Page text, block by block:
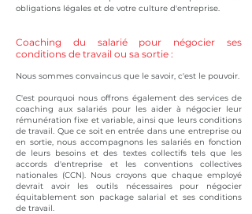
obligations légales et de votre culture d'entreprise.
Coaching du salarié pour négocier ses
conditions de travail ou sa sortie :
Nous sommes convaincus que le savoir, c'est le pouvoir.
C'est pourquoi nous offrons également des services de
coaching aux salariés pour les aider à négocier leur
rémunération fixe et variable, ainsi que leurs conditions
de travail. Que ce soit en entrée dans une entreprise ou
en sortie, nous accompagnons les salariés en fonction
de leurs besoins et des textes collectifs tels que les
accords d'entreprise et les conventions collectives
nationales (CCN). Nous croyons que chaque employé
devrait avoir les outils nécessaires pour négocier
équitablement son package salarial et ses conditions
de travail.